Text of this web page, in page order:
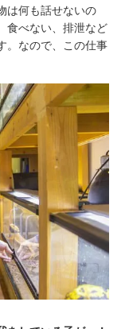
は何も話せないの
食べない、排泄など
。なので、この仕事